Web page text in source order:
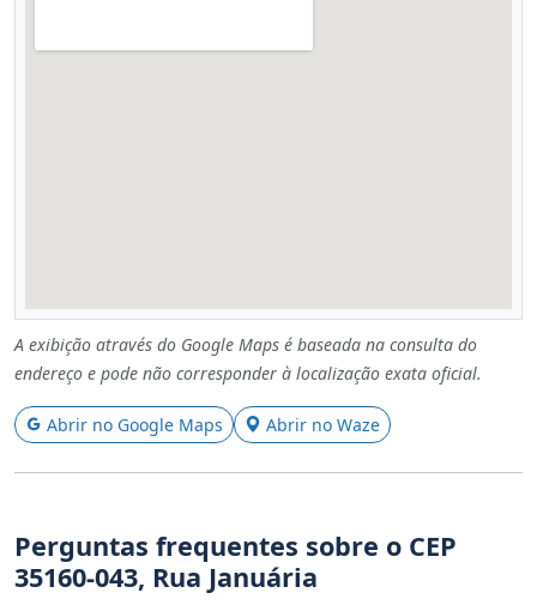
A exibição através do Google Maps é baseada na consulta do
endereço e pode não corresponder à localização exata oficial.
Abrir no Google Maps Abrir no Waze
Perguntas frequentes sobre o CEP
35160-043, Rua Januária